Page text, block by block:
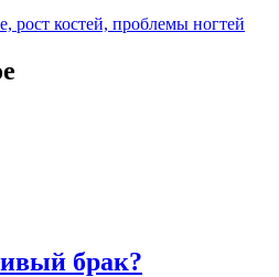
рост костей, проблемы ногтей
брак?